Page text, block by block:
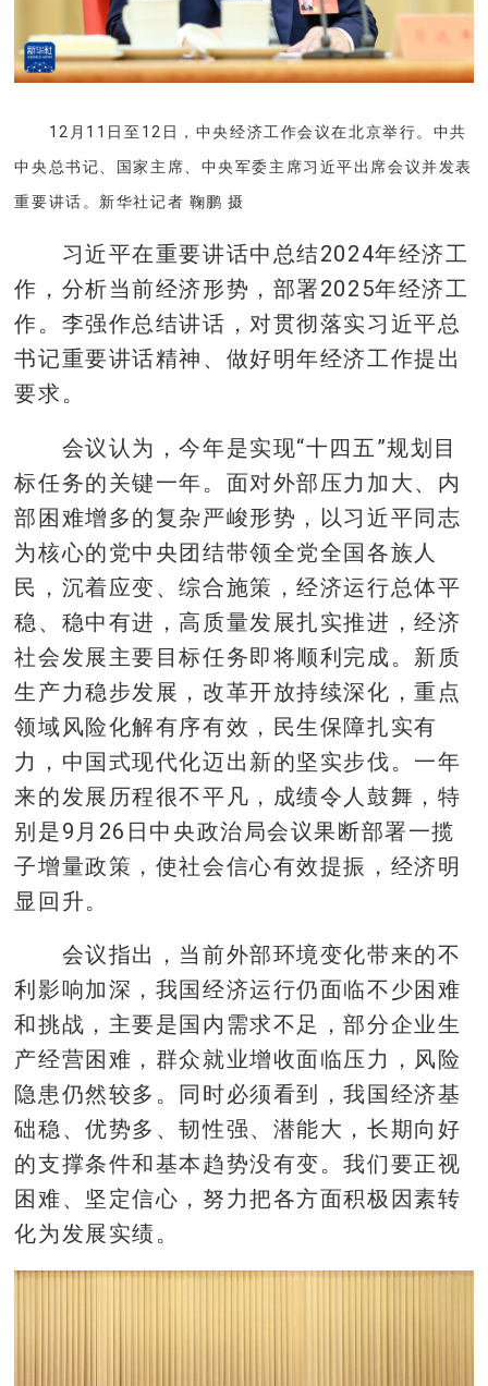
12月11日至12日，中央经济工作会议在北京举行。中共
中央总书记、国家主席、中央军委主席习近平出席会议并发表
重要讲话。新华社记者 鞠鹏 摄
习近平在重要讲话中总结2024年经济工
作，分析当前经济形势，部署2025年经济工
作。李强作总结讲话，对贯彻落实习近平总
书记重要讲话精神、做好明年经济工作提出
要求。
会议认为，今年是实现“十四五”规划目
标任务的关键一年。面对外部压力加大、内
部困难增多的复杂严峻形势，以习近平同志
为核心的党中央团结带领全党全国各族人
民，沉着应变、综合施策，经济运行总体平
稳、稳中有进，高质量发展扎实推进，经济
社会发展主要目标任务即将顺利完成。新质
生产力稳步发展，改革开放持续深化，重点
领域风险化解有序有效，民生保障扎实有
力，中国式现代化迈出新的坚实步伐。一年
来的发展历程很不平凡，成绩令人鼓舞，特
别是9月26日中央政治局会议果断部署一揽
子增量政策，使社会信心有效提振，经济明
显回升。
会议指出，当前外部环境变化带来的不
利影响加深，我国经济运行仍面临不少困难
和挑战，主要是国内需求不足，部分企业生
产经营困难，群众就业增收面临压力，风险
隐患仍然较多。同时必须看到，我国经济基
础稳、优势多、韧性强、潜能大，长期向好
的支撑条件和基本趋势没有变。我们要正视
困难、坚定信心，努力把各方面积极因素转
化为发展实绩。